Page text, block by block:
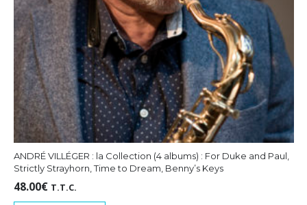
ANDRÉ VILLÉGER : la Collection (4 albums) : For Duke and Paul,
Strictly Strayhorn, Time to Dream, Benny’s Keys
48.00€ T.T.C.